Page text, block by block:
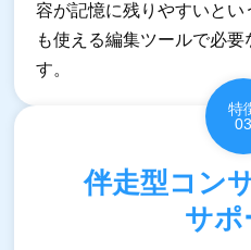
容が記憶に残りやすいと
も使える編集ツールで必
す。
特
03
伴走型コン
サポ